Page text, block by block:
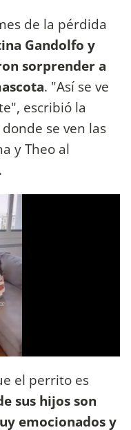
de la pérdida
Gandolfo y
sorprender a
. "Así se ve
escribió la
se ven las
y Theo al
el perrito es
sus hijos son
emocionados y